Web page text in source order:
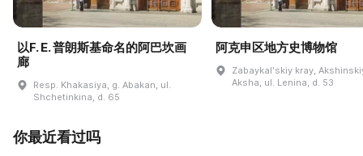
以F. E. 普朗斯基命名的阿巴坎画
廊
Resp. Khakasiya, g. Abakan, ul.
Shchetinkina, d. 65
阿克申区地方史博物馆
Zabaykalʹskiy kray,
Aksha, ul. Lenina, d. 53
你最近看过吗